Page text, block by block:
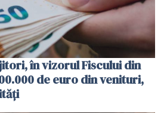
în vizorul Fiscului din
de euro din venituri,